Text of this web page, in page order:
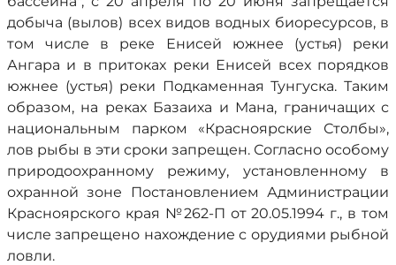
добыча (вылов) всех видов водных биоресурсов, в
том числе в реке Енисей южнее (устья) реки
Ангара и в притоках реки Енисей всех порядков
южнее (устья) реки Подкаменная Тунгуска. Таким
образом, на реках Базаиха и Мана, граничащих с
национальным парком «Красноярские Столбы»,
лов рыбы в эти сроки запрещен. Согласно особому
природоохранному режиму, установленному в
охранной зоне Постановлением Администрации
Красноярского края №262-П от 20.05.1994 г., в том
числе запрещено нахождение с орудиями рыбной
ловли.